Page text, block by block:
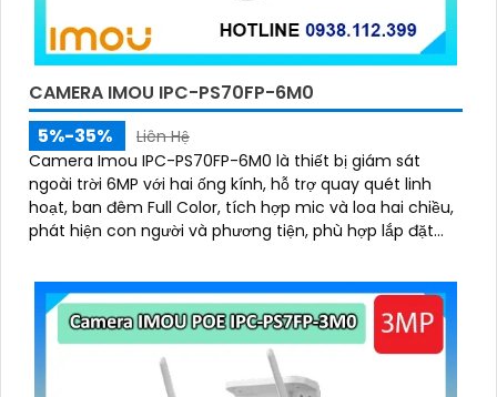
CAMERA IMOU IPC-PS70FP-6M0
5%-35%
Liên Hệ
Camera Imou IPC-PS70FP-6M0 là thiết bị giám sát
ngoài trời 6MP với hai ống kính, hỗ trợ quay quét linh
hoạt, ban đêm Full Color, tích hợp mic và loa hai chiều,
phát hiện con người và phương tiện, phù hợp lắp đặt